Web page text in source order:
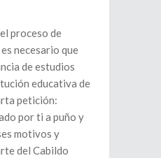
proceso de
necesario que
de estudios
educativa de
petición:
por ti a puño y
motivos y
del Cabildo